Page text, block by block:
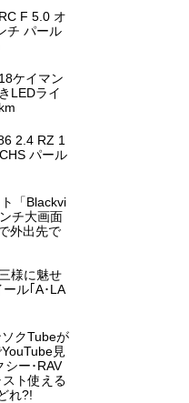
F 5.0 オ
チ パール
ケイマン
LEDライ
2.4 RZ 1
パール
「Blackvi
チ大画面
外出先で
様に魅せ
ル｢A･LA
ソクTubeが
見
シー･RAV
ト使える
れ?!